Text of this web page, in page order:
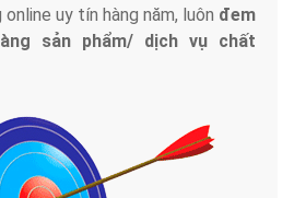
uy tín hàng năm, luôn đem
sản phẩm/ dịch vụ chất